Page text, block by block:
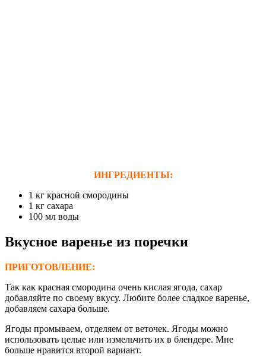
ИНГРЕДИЕНТЫ:
1 кг красной смородины
1 кг сахара
100 мл воды
Вкусное варенье из поречки
ПРИГОТОВЛЕНИЕ:
Так как красная смородина очень кислая ягода, сахар
добавляйте по своему вкусу. Любите более сладкое варенье,
добавляем сахара больше.
Ягоды промываем, отделяем от веточек. Ягоды можно
использовать целые или измельчить их в блендере. Мне
больше нравится второй вариант.